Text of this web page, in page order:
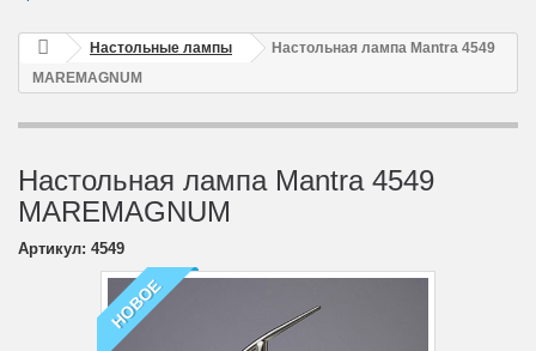
Настольные лампы
Настольная лампа Mantra 4549
MAREMAGNUM
Настольная лампа Mantra 4549
MAREMAGNUM
Артикул: 4549
НОВОЕ